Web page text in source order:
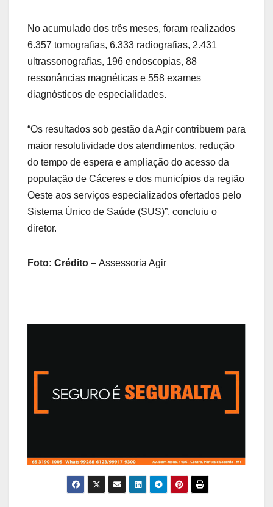
No acumulado dos três meses, foram realizados
6.357 tomografias, 6.333 radiografias, 2.431
ultrassonografias, 196 endoscopias, 88
ressonâncias magnéticas e 558 exames
diagnósticos de especialidades.
“Os resultados sob gestão da Agir contribuem para
maior resolutividade dos atendimentos, redução
do tempo de espera e ampliação do acesso da
população de Cáceres e dos municípios da região
Oeste aos serviços especializados ofertados pelo
Sistema Único de Saúde (SUS)”, concluiu o
diretor.
Foto: Crédito – Assessoria Agir